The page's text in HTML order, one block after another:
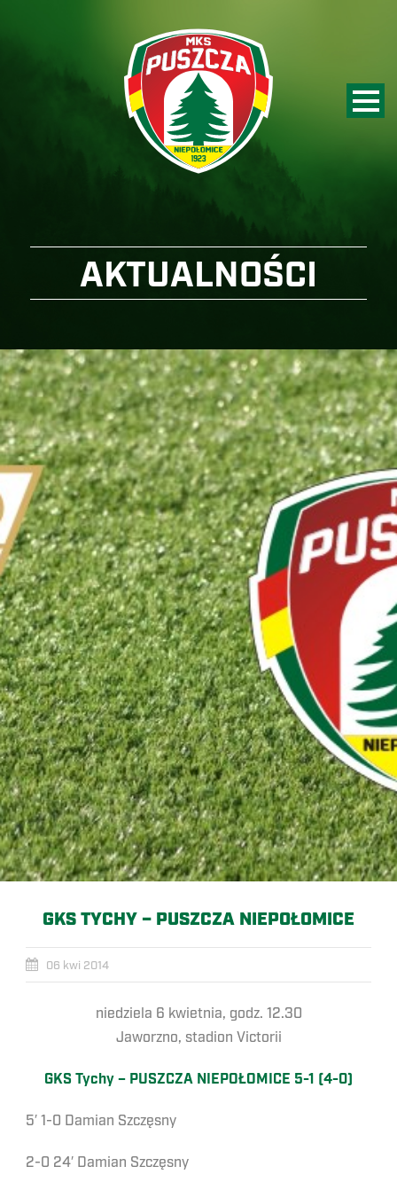
AKTUALNOŚCI
GKS TYCHY – PUSZCZA NIEPOŁOMICE
06 kwi 2014
niedziela 6 kwietnia, godz. 12.30
Jaworzno, stadion Victorii
GKS Tychy – PUSZCZA NIEPOŁOMICE 5-1 (4-0)
5′ 1-0 Damian Szczęsny
2-0 24′ Damian Szczęsny